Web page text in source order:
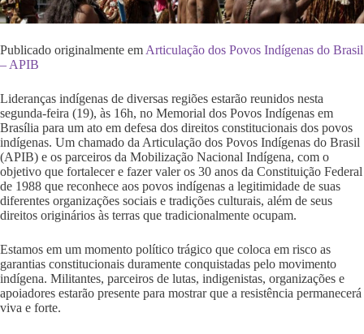
Publicado originalmente em Articulação dos Povos Indígenas do Brasil
– APIB
Lideranças indígenas de diversas regiões estarão reunidos nesta
segunda-feira (19), às 16h, no Memorial dos Povos Indígenas em
Brasília para um ato em defesa dos direitos constitucionais dos povos
indígenas. Um chamado da Articulação dos Povos Indígenas do Brasil
(APIB) e os parceiros da Mobilização Nacional Indígena, com o
objetivo que fortalecer e fazer valer os 30 anos da Constituição Federal
de 1988 que reconhece aos povos indígenas a legitimidade de suas
diferentes organizações sociais e tradições culturais, além de seus
direitos originários às terras que tradicionalmente ocupam.
Estamos em um momento político trágico que coloca em risco as
garantias constitucionais duramente conquistadas pelo movimento
indígena. Militantes, parceiros de lutas, indigenistas, organizações e
apoiadores estarão presente para mostrar que a resistência permanecerá
viva e forte.